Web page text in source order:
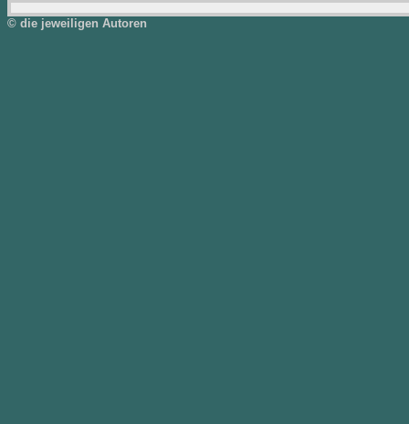
© die jeweiligen Autoren